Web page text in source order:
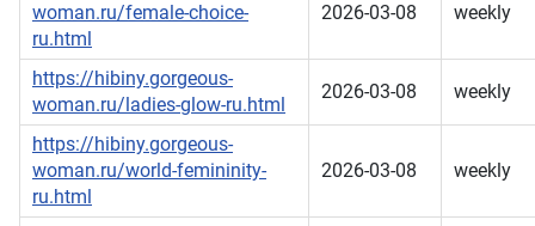
woman.ru/female-choice-
ru.html
2026-03-08 weekly
https://hibiny.gorgeous-
woman.ru/ladies-glow-ru.html
2026-03-08 weekly
https://hibiny.gorgeous-
woman.ru/world-femininity-
ru.html
2026-03-08 weekly